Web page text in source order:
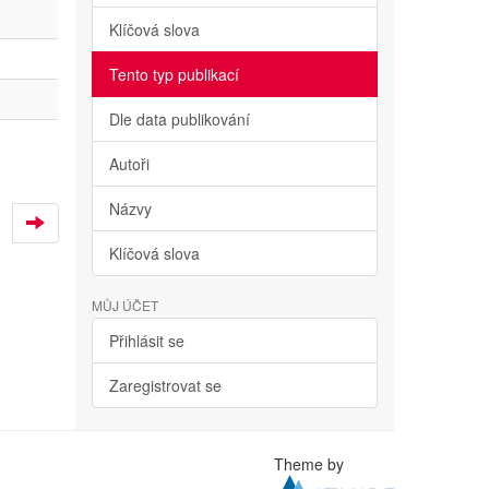
Klíčová slova
Tento typ publikací
Dle data publikování
Autoři
Názvy
Klíčová slova
MŮJ ÚČET
Přihlásit se
Zaregistrovat se
Theme by